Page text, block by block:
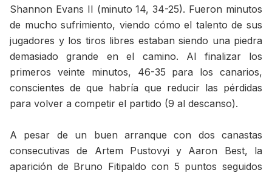
Shannon Evans II (minuto 14, 34-25). Fueron minutos
de mucho sufrimiento, viendo cómo el talento de sus
jugadores y los tiros libres estaban siendo una piedra
demasiado grande en el camino. Al finalizar los
primeros veinte minutos, 46-35 para los canarios,
conscientes de que habría que reducir las pérdidas
para volver a competir el partido (9 al descanso).
A pesar de un buen arranque con dos canastas
consecutivas de Artem Pustovyi y Aaron Best, la
aparición de Bruno Fitipaldo con 5 puntos seguidos